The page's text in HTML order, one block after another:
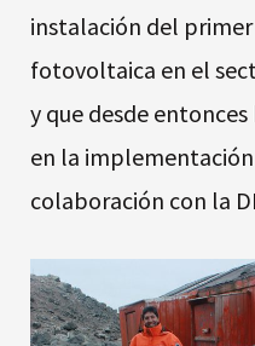
instalación del
fotovoltaica en el
y que desde
en la
colaboración con la